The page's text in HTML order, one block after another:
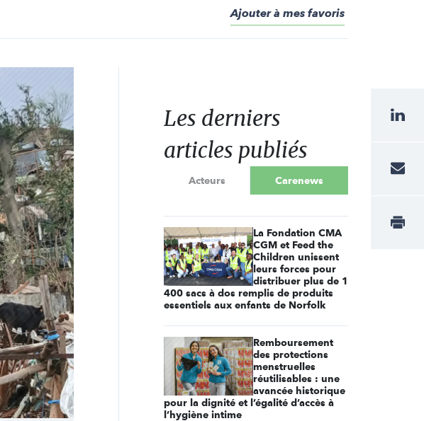
Ajouter à mes favoris
Les derniers
articles publiés
Acteurs Carenews
La Fondation CMA
CGM et Feed the
Children unissent
leurs forces pour
distribuer plus de 1
400 sacs à dos remplis de produits
essentiels aux enfants de Norfolk
Remboursement
des protections
menstruelles
réutilisables : une
avancée historique
pour la dignité et l’égalité d’accès à
l’hygiène intime